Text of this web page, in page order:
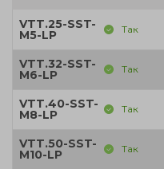
VTT.25-SST-
M5-LP Так
VTT.32-SST-
M6-LP Так
VTT.40-SST-
M8-LP Так
VTT.50-SST-
M10-LP Так